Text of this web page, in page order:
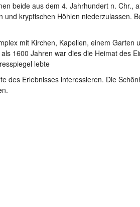
beide aus dem 4. Jahrhundert n. Chr.,
kryptischen Höhlen niederzulassen.
mit Kirchen, Kapellen, einem Garten
1600 Jahren war dies die Heimat des
lebte
des Erlebnisses interessieren. Die